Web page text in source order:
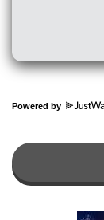
Powered by